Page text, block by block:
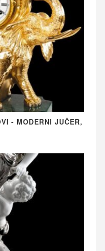
- MODERNI JUČER,